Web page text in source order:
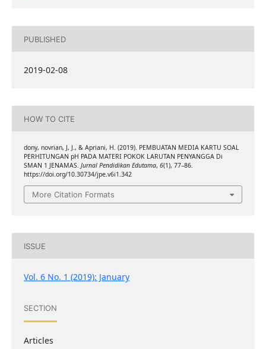
PUBLISHED
2019-02-08
HOW TO CITE
dony, novrian, J, J., & Apriani, H. (2019). PEMBUATAN MEDIA KARTU SOAL
PERHITUNGAN pH PADA MATERI POKOK LARUTAN PENYANGGA Di
SMAN 1 JENAMAS. Jurnal Pendidikan Edutama, 6(1), 77–86.
https://doi.org/10.30734/jpe.v6i1.342
More Citation Formats
ISSUE
Vol. 6 No. 1 (2019): January
SECTION
Articles